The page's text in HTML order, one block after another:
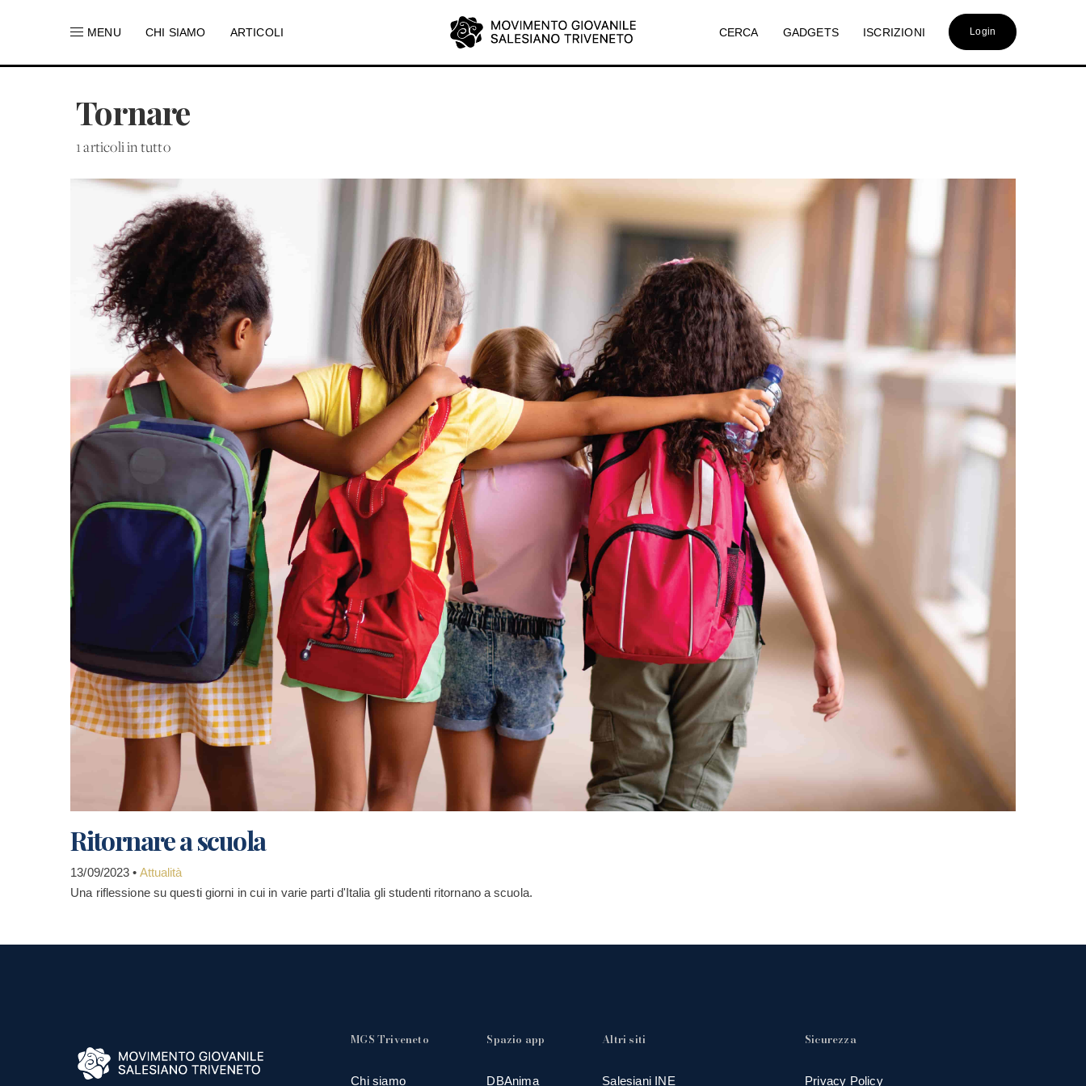
MENU CHI SIAMO ARTICOLI CERCA GADGETS ISCRIZIONI Login
Tornare
1 articoli in tutto
Ritornare a scuola
13/09/2023 • Attualità
Una riflessione su questi giorni in cui in varie parti d'Italia gli studenti ritornano a scuola.
MGS Triveneto
Chi siamo
Spazio app
DBAnima
Altri siti
Salesiani INE
Sicurezza
Privacy Policy